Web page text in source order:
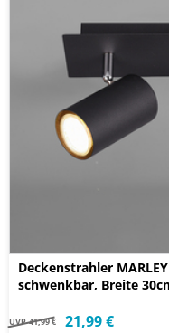
Deckenstrahler
schwenkbar, Breite
UVP 41,99 € 21,99 €